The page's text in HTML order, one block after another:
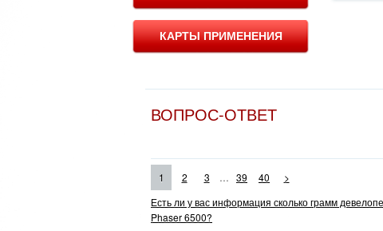
КАРТЫ ПРИМЕНЕНИЯ
ВОПРОС-ОТВЕТ
1 2 3 ... 39 40
>
Есть ли у вас информация сколько грамм
Phaser 6500?